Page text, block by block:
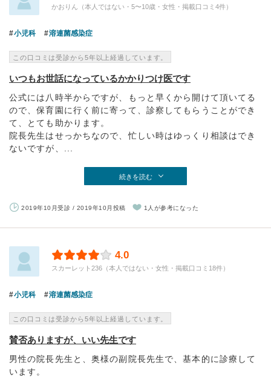
かおりん（本人ではない・5〜10歳・女性・掲載口コミ4件）
小児科 溶連菌感染症
この口コミは受診から5年以上経過しています。
いつもお世話になっているかかりつけ医です
公式には八時半からですが、もっと早くから開けて頂いてる
ので、保育園に行く前に寄って、診察してもらうことができ
て、とても助かります。
院長先生はせっかちなので、忙しい時はゆっくり相談はでき
ないですが、...
続きを読む
2019年10月受診 / 2019年10月投稿 1人が参考になった
4.0
スカーレット236（本人ではない・女性・掲載口コミ18件）
小児科 溶連菌感染症
この口コミは受診から5年以上経過しています。
賛否ありますが、いい先生です
男性の院長先生と、奥様の副院長先生で、基本的に診療して
います。